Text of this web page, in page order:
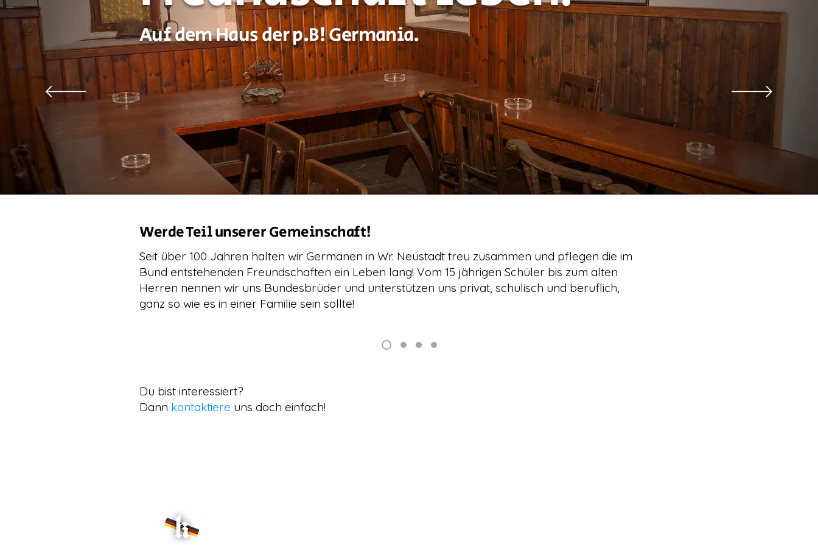
Auf dem Haus der p.B! Germania.
Werde Teil unserer Gemeinschaft!
Seit über 100 Jahren halten wir Germanen in Wr. Neustadt treu zusammen und pflegen die im
Bund entstehenden Freundschaften ein Leben lang! Vom 15 jährigen Schüler bis zum alten
Herren nennen wir uns Bundesbrüder und unterstützen uns privat, schulisch und beruflich,
ganz so wie es in einer Familie sein sollte!
Du bist interessiert?
Dann kontaktiere uns doch einfach!